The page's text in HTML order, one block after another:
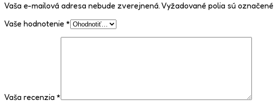
Vaša e-mailová adresa nebude zverejnená. Vyžadované polia sú označené
Vaše hodnotenie *
Vaša recenzia *